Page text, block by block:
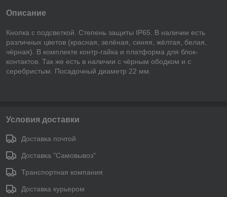
Описание
Кнопка с подсветкой. Степень защиты IP65. В наличии есть
различных цветов (красная, зелёная, синяя, жёлтая, белая,
чёрная). В комплекте контр-гайка и платформа для блок-
контактов. Так же есть в наличии с чёрным ободком и с
серебристым. Посадочный диаметр 22 мм.
Условия доставки
Доставка почтой
Доставка "Самовывоз"
Транспортная компания
Доставка курьером